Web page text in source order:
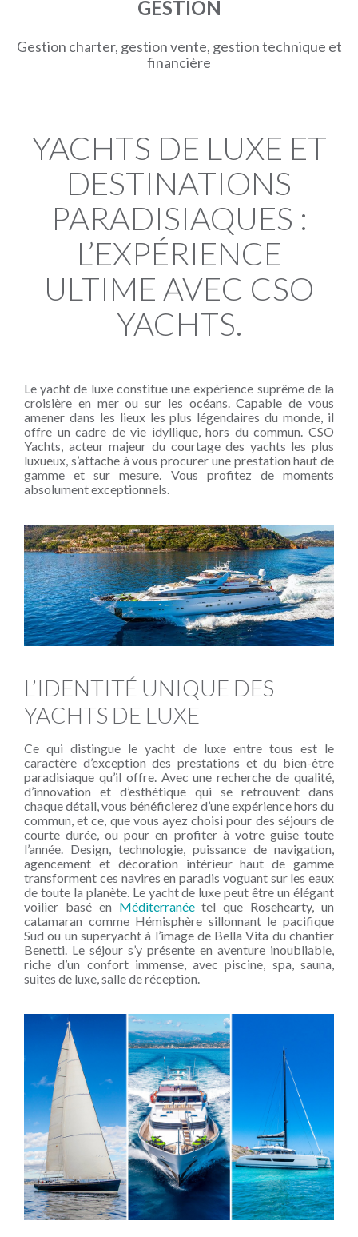
GESTION
Gestion charter, gestion vente, gestion technique et
financière
YACHTS DE LUXE ET
DESTINATIONS
PARADISIAQUES :
L’EXPÉRIENCE
ULTIME AVEC CSO
YACHTS.
Le yacht de luxe constitue une expérience suprême de la
croisière en mer ou sur les océans. Capable de vous
amener dans les lieux les plus légendaires du monde, il
offre un cadre de vie idyllique, hors du commun. CSO
Yachts, acteur majeur du courtage des yachts les plus
luxueux, s’attache à vous procurer une prestation haut de
gamme et sur mesure. Vous profitez de moments
absolument exceptionnels.
L’IDENTITÉ UNIQUE DES
YACHTS DE LUXE
Ce qui distingue le yacht de luxe entre tous est le
caractère d’exception des prestations et du bien-être
paradisiaque qu’il offre. Avec une recherche de qualité,
d’innovation et d’esthétique qui se retrouvent dans
chaque détail, vous bénéficierez d’une expérience hors du
commun, et ce, que vous ayez choisi pour des séjours de
courte durée, ou pour en profiter à votre guise toute
l’année. Design, technologie, puissance de navigation,
agencement et décoration intérieur haut de gamme
transforment ces navires en paradis voguant sur les eaux
de toute la planète. Le yacht de luxe peut être un élégant
voilier basé en Méditerranéetel que Rosehearty, un
catamaran comme Hémisphère sillonnant le pacifique
Sud ou un superyacht à l’image de Bella Vita du chantier
Benetti. Le séjour s’y présente en aventure inoubliable,
riche d’un confort immense, avec piscine, spa, sauna,
suites de luxe, salle de réception.